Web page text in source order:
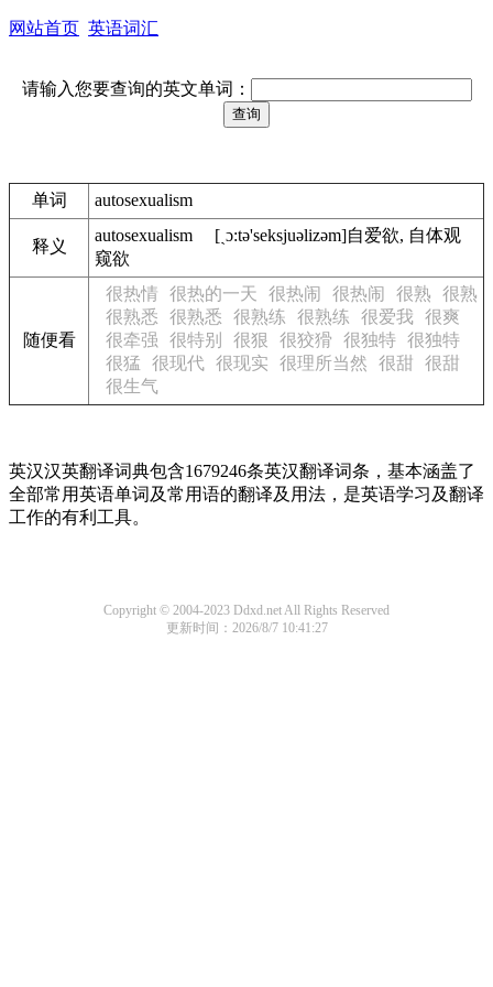
网站首页 英语词汇
请输入您要查询的英文单词：
单词 autosexualism
释义
autosexualism [ˏɔ:tә'seksjuәlizәm]自爱欲, 自体观
窥欲
随便看
很热情 很热的一天 很热闹 很热闹 很熟
很熟
很熟悉
很熟悉 很熟练 很熟练 很爱我
很爽
很牵强
很特别 很狠 很狡猾 很独特 很独特
很猛
很现代 很现实 很理所当然 很甜
很甜
很生气
英汉汉英翻译词典包含1679246条英汉翻译词条，基本涵盖了
全部常用英语单词及常用语的翻译及用法，是英语学习及翻译
工作的有利工具。
Copyright © 2004-2023 Ddxd.net All Rights Reserved
更新时间：2026/8/7 10:41:27